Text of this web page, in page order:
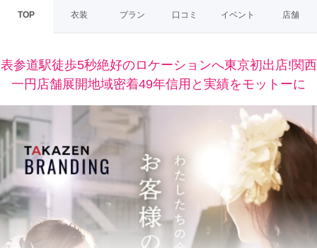
TOP 衣装 プラン 口コミ イベント 店舗
表参道駅徒歩5秒絶好のロケーションへ東京初出店!関西
一円店舗展開地域密着49年信用と実績をモットーに